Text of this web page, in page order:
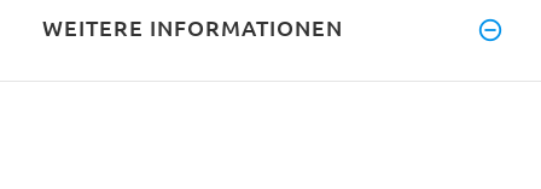
WEITERE INFORMATIONEN